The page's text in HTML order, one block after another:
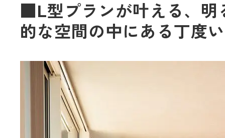
■L型プランが叶える、明
的な空間の中にある丁度